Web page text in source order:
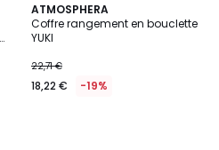
ATMOSPHERA
Coffre rangement en bouclette
YUKI
22,71 €
18,22 € -19%